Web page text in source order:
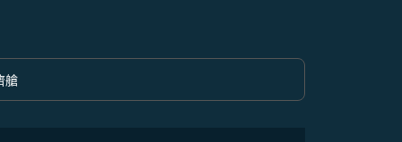
option 經濟艙 Selected
艙